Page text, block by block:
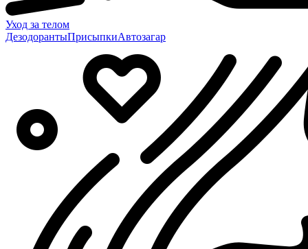
Уход за телом
ДезодорантыПрисыпкиАвтозагар